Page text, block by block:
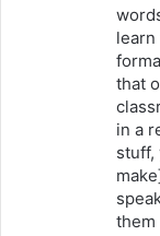
that
in a
stuff,
them